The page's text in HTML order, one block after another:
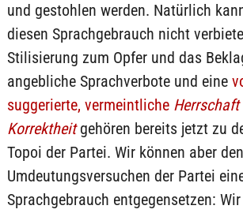
und gestohlen werden. Natürlich
diesen Sprachgebrauch nicht
Stilisierung zum Opfer und das
angebliche Sprachverbote und eine
suggerierte, vermeintliche
Korrektheitgehören bereits jetzt zu
Topoi der Partei. Wir können aber
Umdeutungsversuchen der Partei
Sprachgebrauch entgegensetzen: